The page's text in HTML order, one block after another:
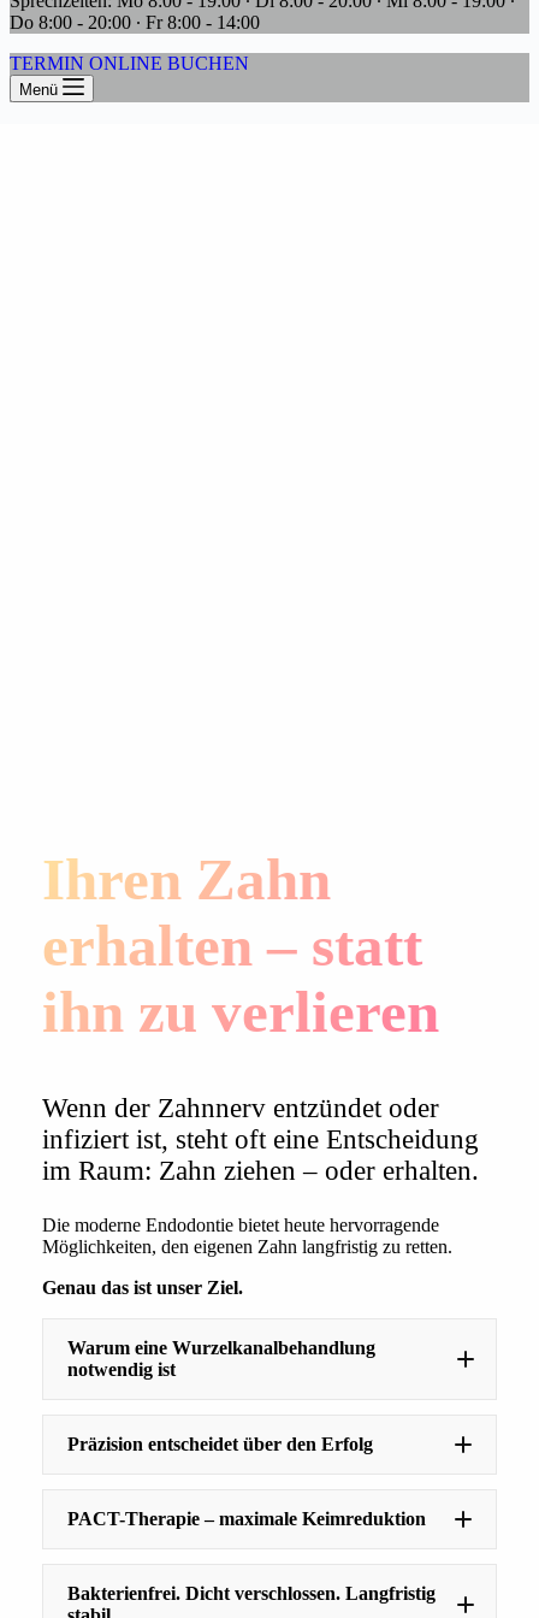
Do 8:00 - 20:00 ∙ Fr 8:00 - 14:00
TERMIN ONLINE BUCHEN
Menü
Ihren Zahn
erhalten – statt
ihn zu verlieren
Wenn der Zahnnerv entzündet oder
infiziert ist, steht oft eine Entscheidung
im Raum: Zahn ziehen – oder erhalten.
Die moderne Endodontie bietet heute hervorragende
Möglichkeiten, den eigenen Zahn langfristig zu retten.
Genau das ist unser Ziel.
Warum eine Wurzelkanalbehandlung
notwendig ist
Präzision entscheidet über den Erfolg
PACT-Therapie – maximale Keimreduktion
Bakterienfrei. Dicht verschlossen. Langfristig